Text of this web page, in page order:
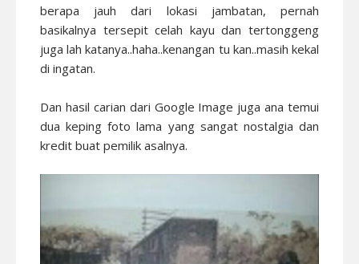
berapa jauh dari lokasi jambatan, pernah
basikalnya tersepit celah kayu dan tertonggeng
juga lah katanya..haha..kenangan tu kan..masih kekal
di ingatan.
Dan hasil carian dari Google Image juga ana temui
dua keping foto lama yang sangat nostalgia dan
kredit buat pemilik asalnya.